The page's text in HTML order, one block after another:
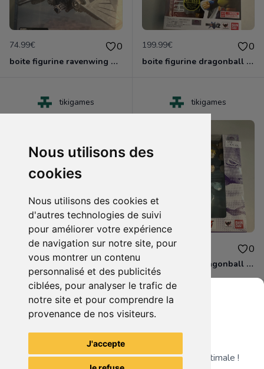
Nous utilisons des
cookies
Nous utilisons des cookies et
d'autres technologies de suivi
pour améliorer votre expérience
de navigation sur notre site, pour
vous montrer un contenu
personnalisé et des publicités
ciblées, pour analyser le trafic de
notre site et pour comprendre la
provenance de nos visiteurs.
J'accepte
74.99€ 0
boite figurine ravenwing dark talon gamesworshop neuf blister
199.99€ 0
boite figurine dragonball z shfiguarts neuve scelle
tikigames
110.00€ 0
boite figurine drahonball z shfiguarts neuve scelle
tikigames
99.99€ 0
boite figurine dragonball z shfiguarts neuve scelle
Voir tous les articles du vendeur
Grenier du Geek
Télécharge notre app pour une expérience optimale !